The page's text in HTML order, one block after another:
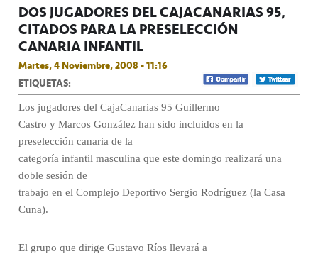
DOS JUGADORES DEL CAJACANARIAS 95,
CITADOS PARA LA PRESELECCIÓN
CANARIA INFANTIL
Martes, 4 Noviembre, 2008 - 11:16
ETIQUETAS:
Los jugadores del CajaCanarias 95 Guillermo
Castro y Marcos González han sido incluidos en la
preselección canaria de la
categoría infantil masculina que este domingo realizará una
doble sesión de
trabajo en el Complejo Deportivo Sergio Rodríguez (la Casa
Cuna).
El grupo que dirige Gustavo Ríos llevará a